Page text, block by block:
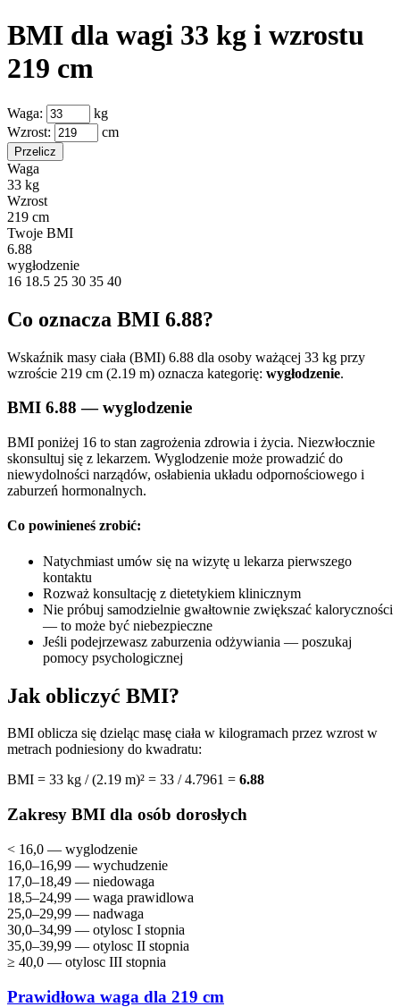
BMI dla wagi 33 kg i wzrostu
219 cm
Waga:
kg
Wzrost:
cm
Przelicz
Waga
33 kg
Wzrost
219 cm
Twoje BMI
6.88
wygłodzenie
16 18.5 25 30 35 40
Co oznacza BMI 6.88?
Wskaźnik masy ciała (BMI) 6.88 dla osoby ważącej 33 kg przy
wzroście 219 cm (2.19 m) oznacza kategorię: wygłodzenie.
BMI 6.88 — wyglodzenie
BMI poniżej 16 to stan zagrożenia zdrowia i życia. Niezwłocznie
skonsultuj się z lekarzem. Wyglodzenie może prowadzić do
niewydolności narządów, osłabienia układu odpornościowego i
zaburzeń hormonalnych.
Co powinieneś zrobić:
Natychmiast umów się na wizytę u lekarza pierwszego
kontaktu
Rozważ konsultację z dietetykiem klinicznym
Nie próbuj samodzielnie gwałtownie zwiększać kaloryczności
— to może być niebezpieczne
Jeśli podejrzewasz zaburzenia odżywiania — poszukaj
pomocy psychologicznej
Jak obliczyć BMI?
BMI oblicza się dzieląc masę ciała w kilogramach przez wzrost w
metrach podniesiony do kwadratu:
BMI = 33 kg / (2.19 m)² = 33 / 4.7961 = 6.88
Zakresy BMI dla osób dorosłych
< 16,0 — wyglodzenie
16,0–16,99 — wychudzenie
17,0–18,49 — niedowaga
18,5–24,99 — waga prawidlowa
25,0–29,99 — nadwaga
30,0–34,99 — otylosc I stopnia
35,0–39,99 — otylosc II stopnia
≥ 40,0 — otylosc III stopnia
Prawidłowa waga dla 219 cm